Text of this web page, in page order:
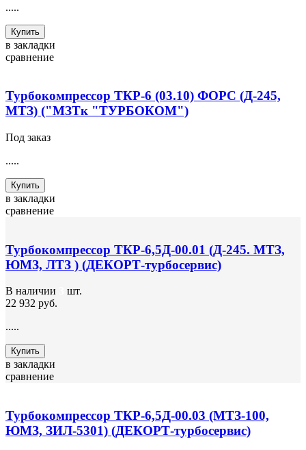
.....
Купить
в закладки
сравнение
Турбокомпрессор ТКР-6 (03.10) ФОРС (Д-245,
МТЗ) ("МЗТк "ТУРБОКОМ")
Под заказ
.....
Купить
в закладки
сравнение
Турбокомпрессор ТКР-6,5Д-00.01 (Д-245. МТЗ,
ЮМЗ, ЛТЗ ) (ДЕКОРТ-турбосервис)
В наличии
шт.
22 932 руб.
.....
Купить
в закладки
сравнение
Турбокомпрессор ТКР-6,5Д-00.03 (МТЗ-100,
ЮМЗ, ЗИЛ-5301) (ДЕКОРТ-турбосервис)